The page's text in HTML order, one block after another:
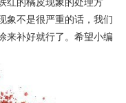
象不是很严重的话，我们
来补好就行了。希望小编